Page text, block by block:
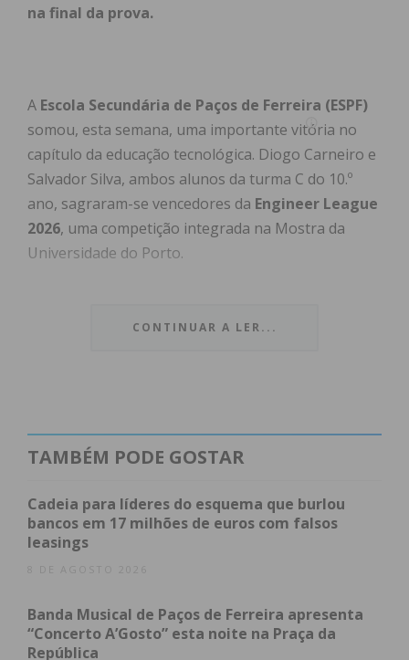
na final da prova.
A Escola Secundária de Paços de Ferreira (ESPF)
somou, esta semana, uma importante vitória no
capítulo da educação tecnológica. Diogo Carneiro e
Salvador Silva, ambos alunos da turma C do 10.º
ano, sagraram-se vencedores da Engineer League
2026, uma competição integrada na Mostra da
Universidade do Porto.
Universidade do Porto em colaboração com a
3Daté à impressão dos chassis e ao
eletrónicos e mecânicos de veículos robóticos
controlados remotamente (RC).
O caminho para o primeiro lugar
Um impulso para as carreiras STEM
Subscreva a newsletter do Imediato
CONTINUAR A LER...
TAMBÉM PODE GOSTAR
Cadeia para líderes do esquema que burlou
bancos em 17 milhões de euros com falsos
leasings
8 DE AGOSTO 2026
Banda Musical de Paços de Ferreira apresenta
“Concerto A’Gosto” esta noite na Praça da
República